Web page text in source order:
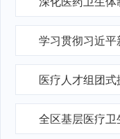
学习贯彻习近平
医疗人才组团式
全区基层医疗卫